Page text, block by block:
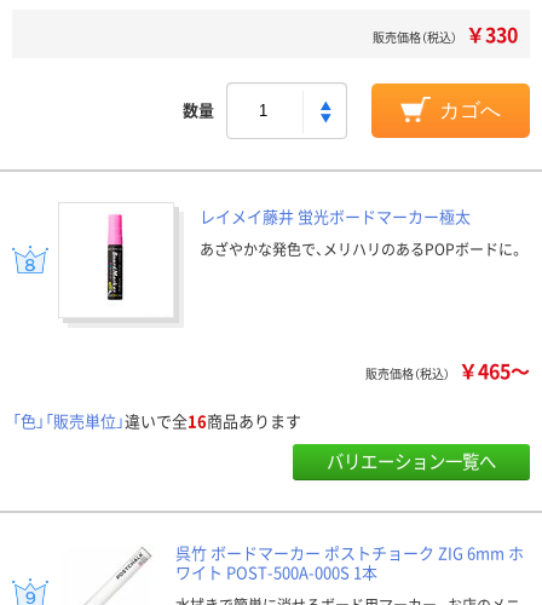
販売価格（税込） ￥330
数量 カゴへ
レイメイ藤井 蛍光ボードマーカー極太
あざやかな発色で、メリハリのあるPOPボードに。
販売価格（税込） ￥465～
「色」「販売単位」違いで全16商品あります
バリエーション一覧へ
呉竹 ボードマーカー ポストチョーク ZIG 6mm ホ
ワイト POST-500A-000S 1本